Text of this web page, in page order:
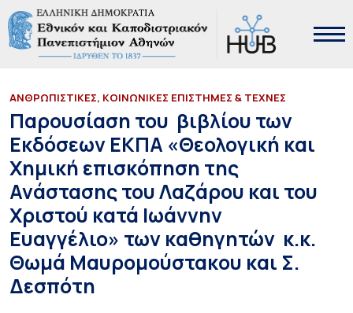
ΑΝΘΡΩΠΙΣΤΙΚΕΣ, ΚΟΙΝΩΝΙΚΕΣ ΕΠΙΣΤΗΜΕΣ & ΤΕΧΝΕΣ
Παρουσίαση του βιβλίου των
Εκδόσεων ΕΚΠΑ «Θεολογική και
Χημική επισκόπηση της
Ανάστασης του Λαζάρου και του
Χριστού κατά Ιωάννην
Ευαγγέλιο» των καθηγητών κ.κ.
Θωμά Μαυρομούστακου και Σ.
Δεσπότη